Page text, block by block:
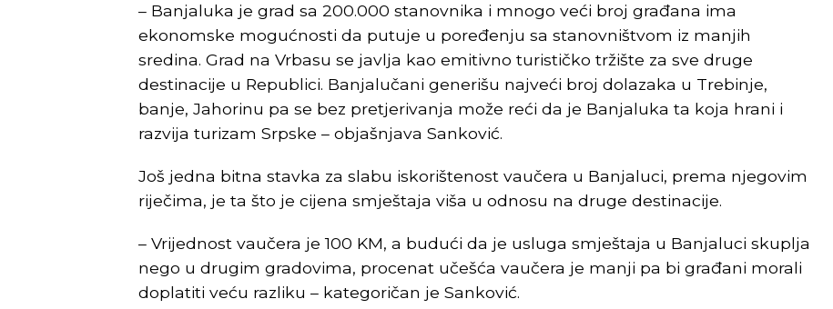
– Banjaluka je grad sa 200.000 stanovnika i mnogo veći broj građana ima
ekonomske mogućnosti da putuje u poređenju sa stanovništvom iz manjih
sredina. Grad na Vrbasu se javlja kao emitivno turističko tržište za sve druge
destinacije u Republici. Banjalučani generišu najveći broj dolazaka u Trebinje,
banje, Jahorinu pa se bez pretjerivanja može reći da je Banjaluka ta koja hrani i
razvija turizam Srpske – objašnjava Sanković.
Još jedna bitna stavka za slabu iskorištenost vaučera u Banjaluci, prema njegovim
riječima, je ta što je cijena smještaja viša u odnosu na druge destinacije.
– Vrijednost vaučera je 100 KM, a budući da je usluga smještaja u Banjaluci skuplja
nego u drugim gradovima, procenat učešća vaučera je manji pa bi građani morali
doplatiti veću razliku – kategoričan je Sanković.